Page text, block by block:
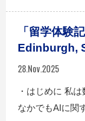
「留学体験
Edinburgh,
28.Nov.2025
・はじめに 私
なかでもAIに関